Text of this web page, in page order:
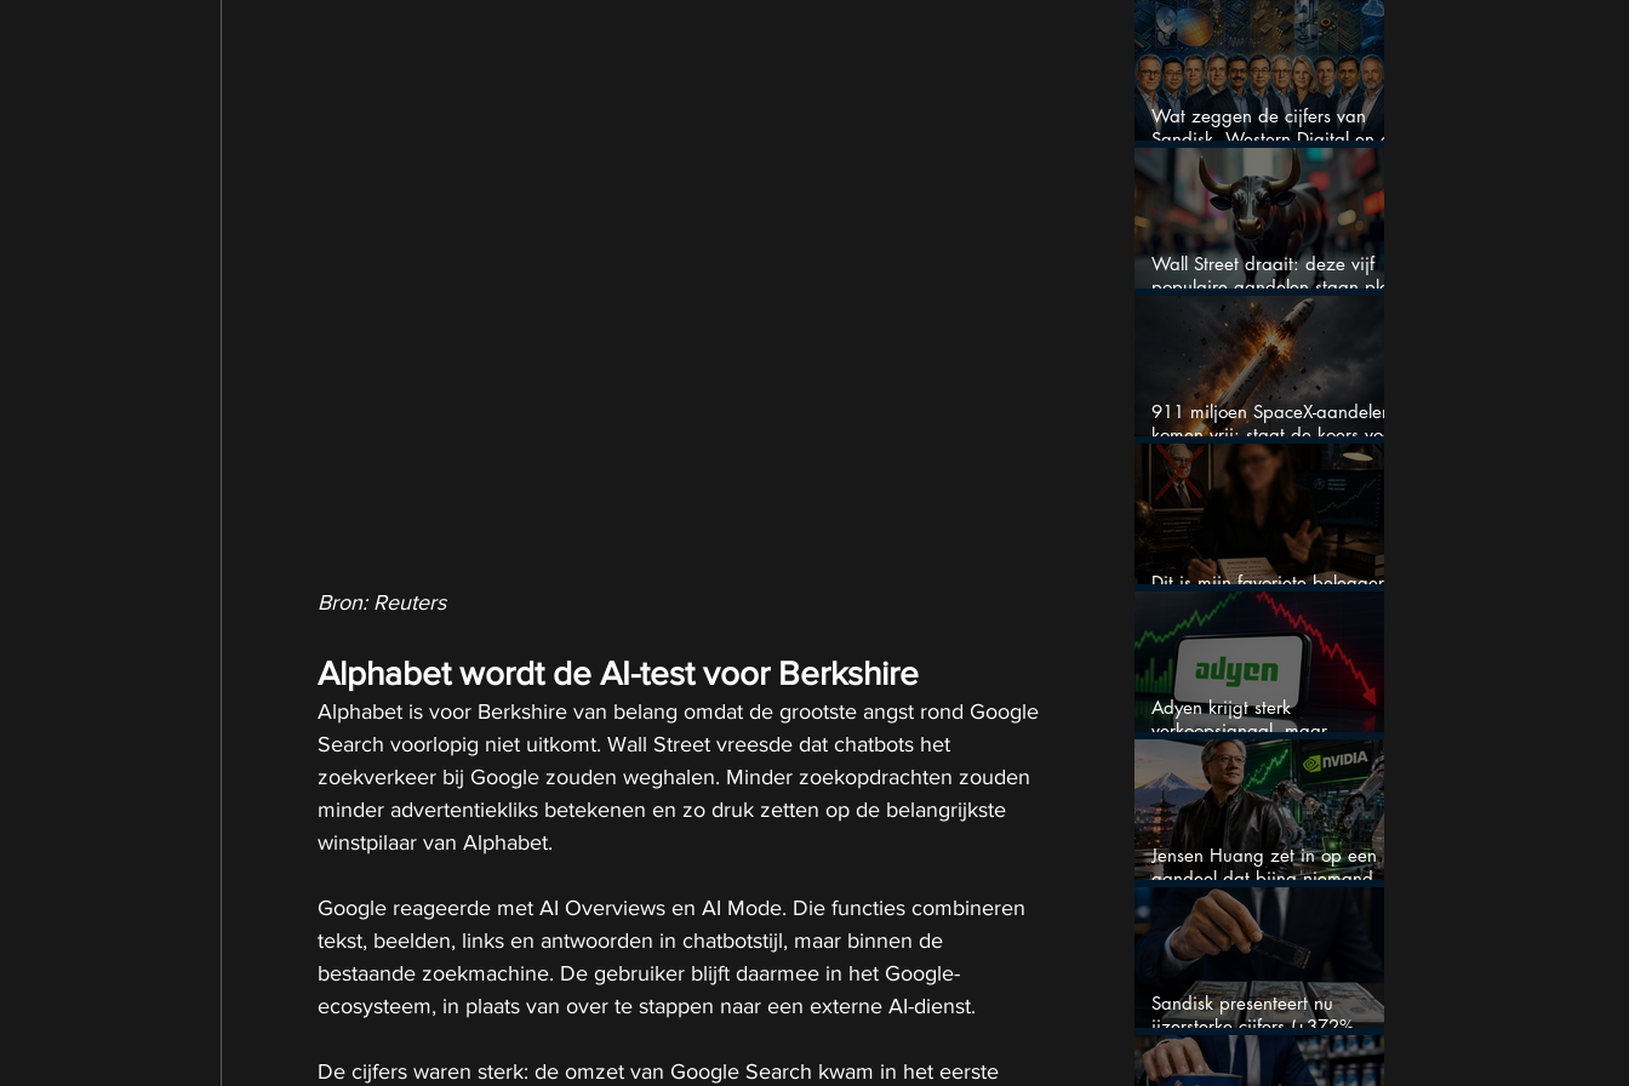
Bron: Reuters
Alphabet wordt de AI-test voor Berkshire
Alphabet is voor Berkshire van belang omdat de grootste angst rond Google
Search voorlopig niet uitkomt. Wall Street vreesde dat chatbots het
zoekverkeer bij Google zouden weghalen. Minder zoekopdrachten zouden
minder advertentiekliks betekenen en zo druk zetten op de belangrijkste
winstpilaar van Alphabet.
Google reageerde met AI Overviews en AI Mode. Die functies combineren
tekst, beelden, links en antwoorden in chatbotstijl, maar binnen de
bestaande zoekmachine. De gebruiker blijft daarmee in het Google-
ecosysteem, in plaats van over te stappen naar een externe AI-dienst.
De cijfers waren sterk: de omzet van Google Search kwam in het eerste
beleggers zich zorgen maken?
Wat zeggen de cijfers van
Sandisk, Western Digital en de
AI-Infrastructuur aandelen mij
werkelijk
Wall Street draait: deze vijf
populaire aandelen staan plots
onder spanning
911 miljoen SpaceX-aandelen
komen vrij: staat de koers voor
een nieuwe crash?
Dit is mijn favoriete belegger…
en het is niet Warren Buffett
Adyen krijgt sterk
verkoopsignaal, maar
analisten zien juist een
koopkans
Jensen Huang zet in op een
aandeel dat bijna niemand
Sandisk presenteert nu
ijzersterke cijfers (+372%
omzetgroei), toch zakt het
aandeel weg